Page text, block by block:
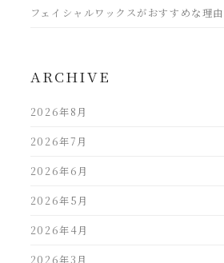
フェイシャルワックスがおすすめな理由
ARCHIVE
2026年8月
2026年7月
2026年6月
2026年5月
2026年4月